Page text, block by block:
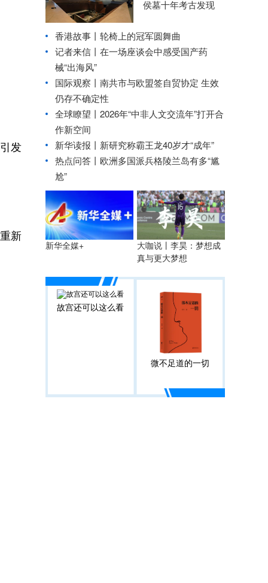
发
新
侯墓十年考古发现
香港故事丨 轮椅上的冠军圆舞曲
记者来信丨在一场座谈会中感受国产药
械“出海风”
国际观察丨 南共市与欧盟签自贸协定 生效
仍存不确定性
全球瞭望丨2026年“中非人文交流年”打开合
作新空间
新华读报丨新研究称霸王龙40岁才“成年”
热点问答丨欧洲多国派兵格陵兰岛有多“尴
尬”
新华全媒+
大咖说丨李昊：梦想成
真与更大梦想
故宫还可以这么看
微不足道的一切